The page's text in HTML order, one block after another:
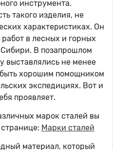
инструмента.
такого изделия, не
характеристиках. Он
в лесных и горных
В позапрошлом
выставлялись не менее
хорошим помощником
экспедициях. Вот и
проявляет.
марок сталей вы
Марки сталей
материал, который